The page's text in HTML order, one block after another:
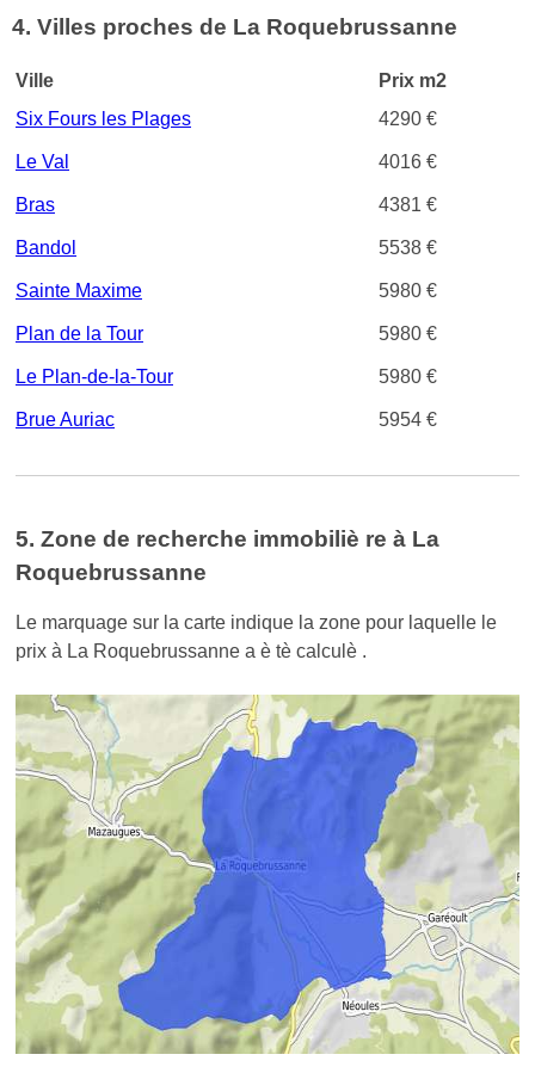
4. Villes proches de La Roquebrussanne
Ville
Prix m2
Six Fours les Plages
4290 €
Le Val 4016 €
Bras 4381 €
Bandol 5538 €
Sainte Maxime 5980 €
Plan de la Tour 5980 €
Le Plan-de-la-Tour 5980 €
Brue Auriac 5954 €
5. Zone de recherche immobiliè re à La
Roquebrussanne
Le marquage sur la carte indique la zone pour laquelle le
prix à La Roquebrussanne a è tè calculè .